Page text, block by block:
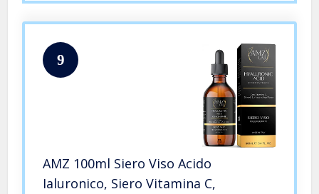
9
AMZ 100ml Siero Viso Acido
Ialuronico, Siero Vitamina C,